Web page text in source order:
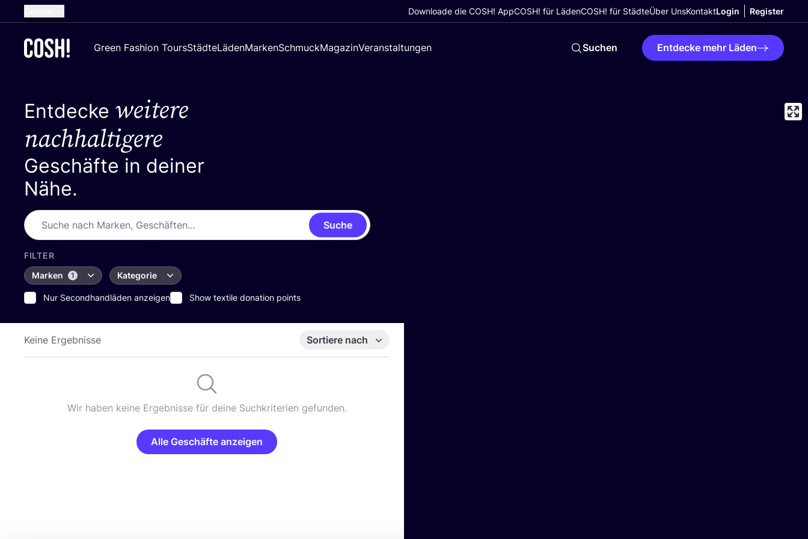
Dutch
Spanish
Downloade die COSH! AppCOSH! für LädenCOSH! für StädteÜber UnsKontaktLogin Register
Green Fashion ToursStädteLädenMarkenSchmuckMagazinVeranstaltungen Suchen Entdecke mehr Läden
Entdecke weitere
nachhaltigere
Geschäfte in deiner
Nähe.
Suche
FILTER
Marken
1 Kategorie
Nur Secondhandläden anzeigen Show textile donation points
Keine Ergebnisse Sortiere nach
Wir haben keine Ergebnisse für deine Suchkriterien gefunden.
Alle Geschäfte anzeigen